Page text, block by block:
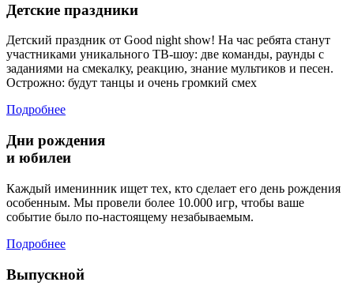
Детские праздники
Детский праздник от Good night show! На час ребята станут
участниками уникального ТВ-шоу: две команды, раунды с
заданиями на смекалку, реакцию, знание мультиков и песен.
Острожно: будут танцы и очень громкий смех
Подробнее
Дни рождения
и юбилеи
Каждый именинник ищет тех, кто сделает его день рождения
особенным. Мы провели более 10.000 игр, чтобы ваше
событие было по-настоящему незабываемым.
Подробнее
Выпускной